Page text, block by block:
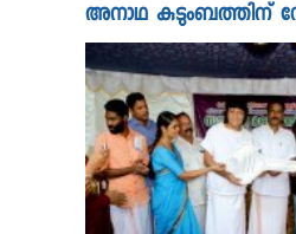
അനാഥ കുടുംബത്തിന്